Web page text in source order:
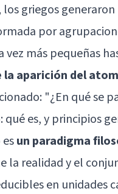
los griegos
por
vez más pequeñas
la aparición del
"¿En qué se
qué es, y principios
un paradigma
la realidad y el
en unidades